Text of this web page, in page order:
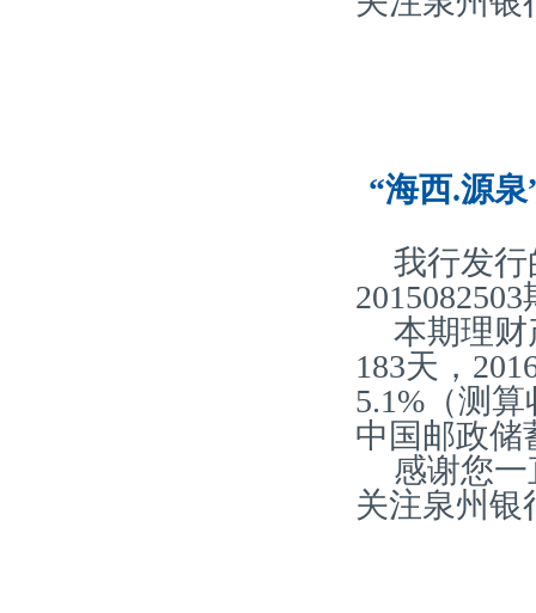
“海西.源
我行发行
本期理财
183天，
5.1%（测
中国邮政储
感谢您
关注泉州银